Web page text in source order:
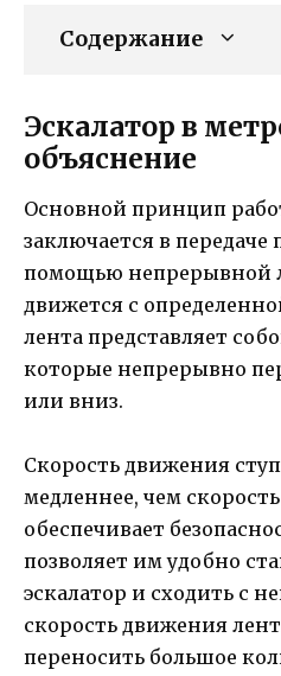
Содержание
Эскалатор в
объяснение
Основной принцип
заключается в передаче
помощью непрерывной
движется с
лента представляет
которые непрерывно
или вниз.
Скорость движения
медленнее, чем
обеспечивает
позволяет им удобно
эскалатор и сходить с
скорость движения
переносить большое